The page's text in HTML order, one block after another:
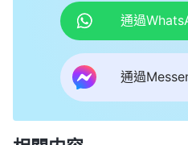
通過
通過